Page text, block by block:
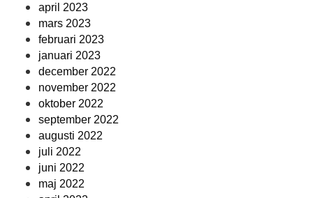
april 2023
mars 2023
februari 2023
januari 2023
december 2022
november 2022
oktober 2022
september 2022
augusti 2022
juli 2022
juni 2022
maj 2022